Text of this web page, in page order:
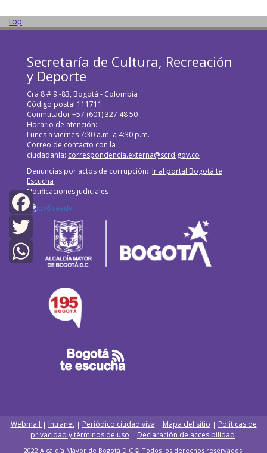
Facebook
Twitter
top
Secretaría de Cultura, Recreación
y Deporte
Cra 8 # 9 -83, Bogotá - Colombia
Código postal 111711
Conmutador +57 (601) 327 48 50
Horario de atención:
Lunes a viernes 7:30 a.m. a 4:30 p.m.
Correo de contacto con la
ciudadanía: correspondencia.externa@scrd.gov.co
Denuncias por actos de corrupción: Ir al portal Bogotá te
Escucha
Notificaciones judiciales
Webmail | Intranet| Periódico ciudad viva | Mapa del sitio | Políticas de
privacidad y términos de uso | Declaración de accesibilidad
2022 Alcaldía Mayor de Bogotá D.C © Todos los derechos reservados.